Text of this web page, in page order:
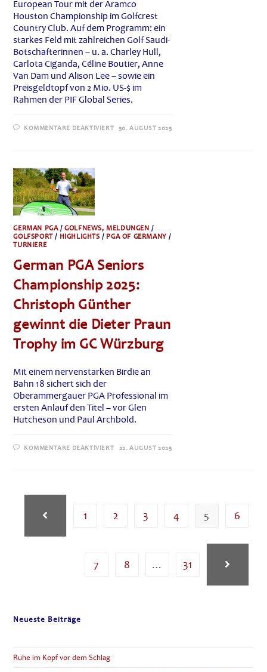
European Tour mit der Aramco
Houston Championship im Golfcrest
Country Club. Auf dem Programm: ein
starkes Feld mit zahlreichen Golf Saudi-
Botschafterinnen – u. a. Charley Hull,
Carlota Ciganda, Céline Boutier, Anne
Van Dam und Alison Lee – sowie ein
Preisgeldtopf von 2 Mio. US-$ im
Rahmen der PIF Global Series.
KOMMENTARE DEAKTIVIERTFÜR
EUROPEAN
TOUR
GLOBAL
SERIES
30. AUGUST 2025
GERMAN PGA/GOLFNEWS, MELDUNGEN /
GOLFSPORT/ HIGHLIGHTS / PGA OF GERMANY /
TURNIERE
German PGA Seniors
Championship 2025:
Christoph Günther
gewinnt die Dieter Praun
Trophy im GC Würzburg
Mit einem nervenstarken Birdie an
Bahn 18 sichert sich der
Oberammergauer PGA Professional im
ersten Anlauf den Titel – vor Glen
Hutcheson und Paul Archbold.
KOMMENTARE DEAKTIVIERTFÜR
DIE
WÜRZBURG
22. AUGUST 2025
Zur vorherigen Seite
1 2 3 4 5 6
7 8 … 31 Zur
Neueste Beiträge
Ruhe im Kopf vor dem Schlag